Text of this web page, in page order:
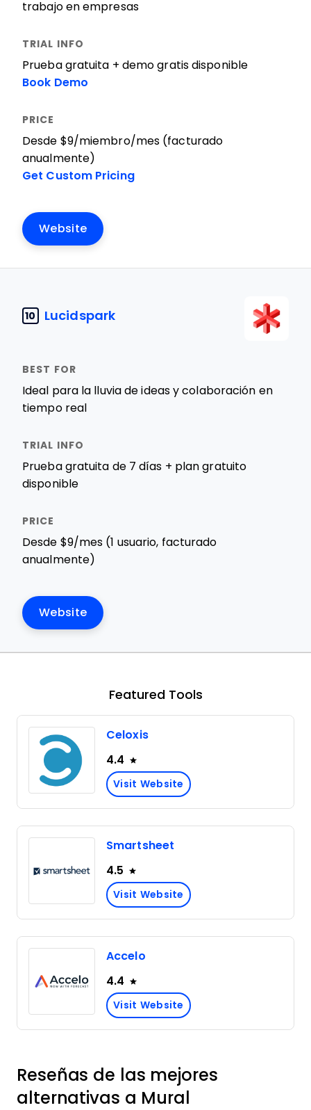
trabajo en empresas
Prueba gratuita + demo gratis disponible
Book Demo
Desde $9/miembro/mes (facturado
anualmente)
Get Custom Pricing
Website
10 Lucidspark
Ideal para la lluvia de ideas y colaboración en
tiempo real
Prueba gratuita de 7 días + plan gratuito
disponible
Desde $9/mes (1 usuario, facturado
anualmente)
Website
Featured Tools
Celoxis
4.4
Visit Website
Smartsheet
4.5
Visit Website
Accelo
4.4
Visit Website
Reseñas de las mejores
alternativas a Mural